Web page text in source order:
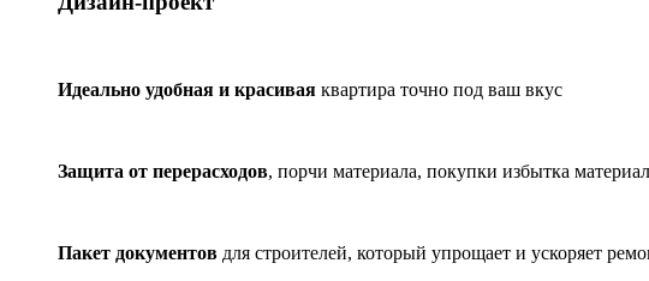
Идеально удобная и красивая квартира точно под ваш вкус
Защита от перерасходов, порчи материала, покупки избытка
Пакет документов для строителей, который упрощает и ускоряет